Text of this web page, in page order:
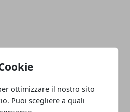
ottimizzare il nostro sito
Puoi scegliere a quali
Centro Sociale di Santa
Monaca: trasferimento
temporaneo per i lavori di